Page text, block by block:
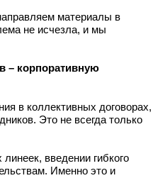
материалы в
не исчезла, и мы
– корпоративную
в коллективных договорах,
Это не всегда только
введении гибкого
Именно это и